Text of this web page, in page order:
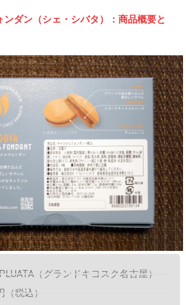
ンダン（シェ・シバタ）：商品概要と
（グランドキヨスク名古屋）
税込）